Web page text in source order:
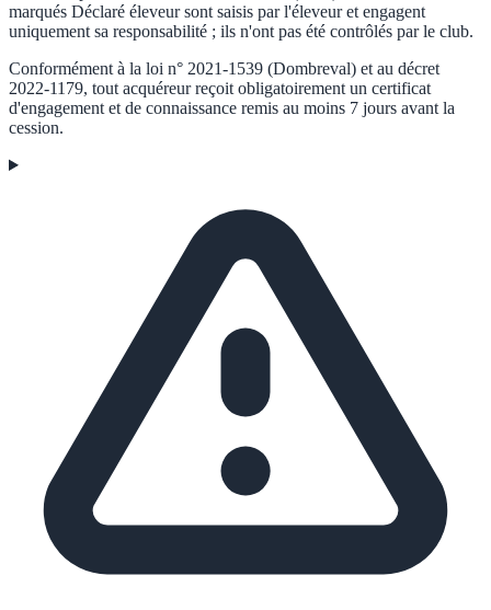
marqués Déclaré éleveursont saisis par l'éleveur et engagent
uniquement sa responsabilité ; ils n'ont pas été contrôlés par le club.
Conformément à la loi n° 2021-1539 (Dombreval) et au décret
2022-1179, tout acquéreur reçoit obligatoirement un certificat
d'engagement et de connaissance remis au moins 7 jours avant la
cession.